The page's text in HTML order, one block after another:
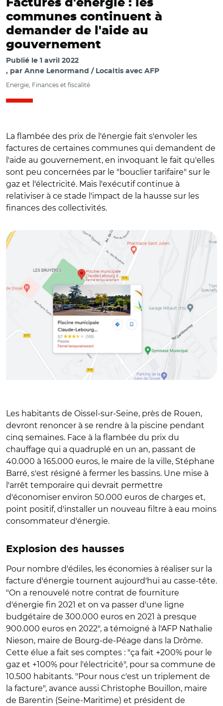
Factures d'énergie : les
communes continuent à
demander de l'aide au
gouvernement
Publié le 1 avril 2022
par Anne Lenormand / Localtis avec AFP
Energie, Finances et fiscalité
La flambée des prix de l'énergie fait s'envoler les
factures de certaines communes qui demandent de
l'aide au gouvernement, en invoquant le fait qu'elles
sont peu concernées par le "bouclier tarifaire" sur le
gaz et l'électricité. Mais l'exécutif continue à
relativiser à ce stade l'impact de la hausse sur les
finances des collectivités.
Les habitants de Oissel-sur-Seine, près de Rouen,
devront renoncer à se rendre à la piscine pendant
cinq semaines. Face à la flambée du prix du
chauffage qui a quadruplé en un an, passant de
40.000 à 165.000 euros, le maire de la ville, Stéphane
Barré, s'est résigné à fermer les bassins. Une mise à
l'arrêt temporaire qui devrait permettre
d'économiser environ 50.000 euros de charges et,
point positif, d'installer un nouveau filtre à eau moins
consommateur d'énergie.
Explosion des hausses
Pour nombre d'édiles, les économies à réaliser sur la
facture d'énergie tournent aujourd'hui au casse-tête.
"On a renouvelé notre contrat de fourniture
d'énergie fin 2021 et on va passer d'une ligne
budgétaire de 300.000 euros en 2021 à presque
900.000 euros en 2022", a témoigné à l'AFP Nathalie
Nieson, maire de Bourg-de-Péage dans la Drôme.
Cette élue a fait ses comptes : "ça fait +200% pour le
gaz et +100% pour l'électricité", pour sa commune de
10.500 habitants. "Pour nous c'est un triplement de
la facture", avance aussi Christophe Bouillon, maire
de Barentin (Seine-Maritime) et président de